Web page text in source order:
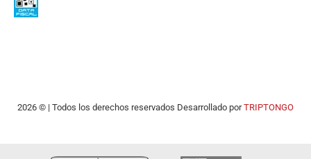
2026 © | Todos los derechos reservados Desarrollado porTRIPTONGO